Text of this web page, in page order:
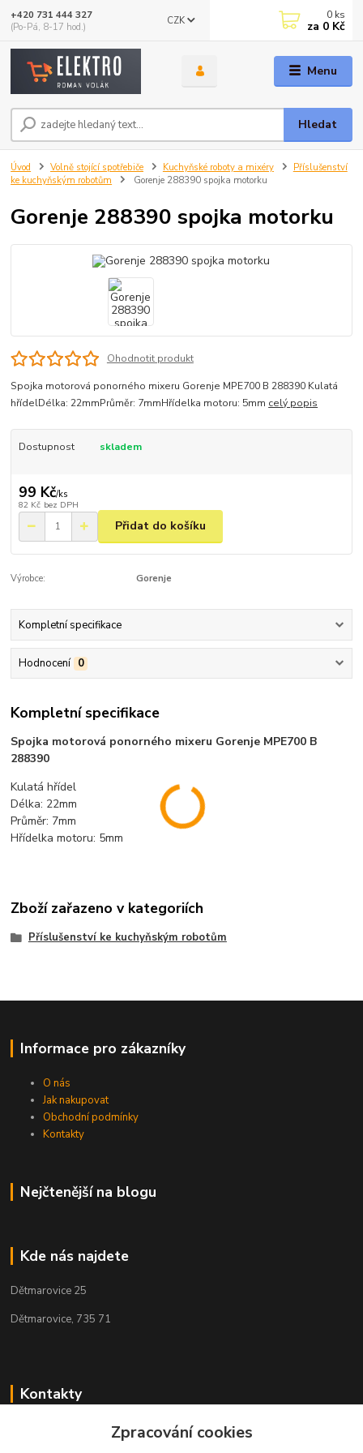
Menu
CZK
Hledat
+420 731 444 327
(Po-Pá, 8-17 hod.)
0 ks
za 0 Kč
Úvod Volně stojící spotřebiče Kuchyňské roboty a mixéry
Příslušenství
ke kuchyňským robotům
Gorenje 288390 spojka motorku
Gorenje 288390 spojka motorku
Ohodnotit produkt
Spojka motorová ponorného mixeru Gorenje MPE700 B 288390 Kulatá
hřídelDélka: 22mmPrůměr: 7mmHřídelka motoru: 5mm celý popis
Dostupnost skladem
99 Kč/ks
82 Kč bez DPH
Přidat do košíku
Výrobce: Gorenje
Kompletní specifikace
Hodnocení 0
Kompletní specifikace
Spojka motorová ponorného mixeru Gorenje MPE700 B
288390
Kulatá hřídel
Délka: 22mm
Průměr: 7mm
Hřídelka motoru: 5mm
Zboží zařazeno v kategoriích
Příslušenství ke kuchyňským robotům
Informace pro zákazníky
O nás
Jak nakupovat
Obchodní podmínky
Kontakty
Nejčtenější na blogu
Kde nás najdete
Dětmarovice 25
Dětmarovice, 735 71
Kontakty
+420 731 444 327Zpracování cookies